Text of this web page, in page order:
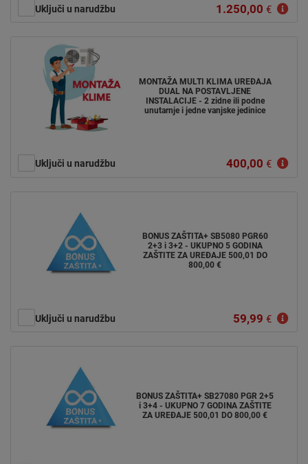
Uključi u narudžbu 1.250,00 €
MONTAŽA MULTI KLIMA UREĐAJA
DUAL NA POSTAVLJENE
INSTALACIJE - 2 zidne ili podne
unutarnje i jedne vanjske jedinice
Uključi u narudžbu 400,00 €
BONUS ZAŠTITA+ SB5080 PGR60
2+3 i 3+2 - UKUPNO 5 GODINA
ZAŠTITE ZA UREĐAJE 500,01 DO
800,00 €
Uključi u narudžbu 59,99 €
BONUS ZAŠTITA+ SB27080 PGR 2+5
i 3+4 - UKUPNO 7 GODINA ZAŠTITE
ZA UREĐAJE 500,01 DO 800,00 €